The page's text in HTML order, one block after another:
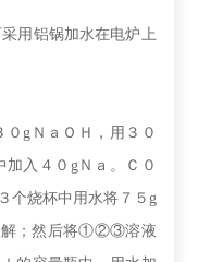
用铝锅加水在电炉上
０ g ＮａＯＨ，用３０
加入４０ gＮａ。Ｃ０
个烧杯中用水将７５ g
；然后将①②③溶液